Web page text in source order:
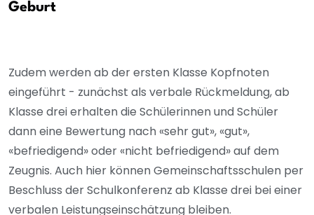
Geburt
Zudem werden ab der ersten Klasse Kopfnoten
eingeführt - zunächst als verbale Rückmeldung, ab
Klasse drei erhalten die Schülerinnen und Schüler
dann eine Bewertung nach «sehr gut», «gut»,
«befriedigend» oder «nicht befriedigend» auf dem
Zeugnis. Auch hier können Gemeinschaftsschulen per
Beschluss der Schulkonferenz ab Klasse drei bei einer
verbalen Leistungseinschätzung bleiben.